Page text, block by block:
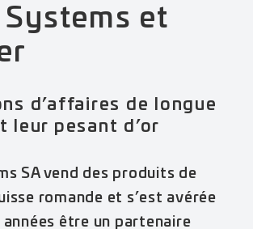
Systems et
d’affaires de longue
leur pesant d’or
SA vend des produits de
romande et s’est avérée
années être un partenaire